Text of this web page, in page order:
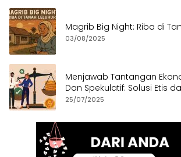
Magrib Big Night: Riba di
03/08/2025
Menjawab Tantangan
Dan Spekulatif: Solusi Etis
25/07/2025